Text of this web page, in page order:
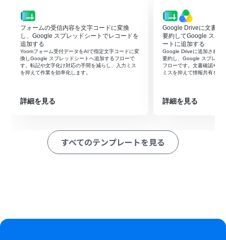
はじめに、Google スプレッドシートとdirectをYoomと
連携します。
次に、トリガーでGoogle スプレッドシートを選択し「行
が更新されたら」というトリガーアクションを設定しま
す。
最後に、オペレーションでdirectの「トークから退出」ア
クションを設定します。
ペレーション」：トリガー起動後、フロー内で処理を行うアク
ション
Google スプレッドシートのトリガー設定では、自動化の
対象とするシートやセルの範囲、更新を検知したい列な
どを自由に設定できます。
Google スプレッドシート、directのそれぞれとYoomを
フォームの受信内容を文字コードに変換
し、Google スプレッドシートでレコードを
追加する
Yoomフォーム受付データをAIで指定文字コードに変
換しGoogle スプレッドシートへ追加するフローで
す。転記や文字化け対応の手間を減らし、入力ミス
を抑えて作業を効率化します。
詳細を見る
Google Driveに文書が
要約してGoogle スプ
ートに追加する
Google Driveに追加された
要約し、Google スプレッ
フローです。文書確認や転
ミスを抑えて情報共有を早
詳細を見る
すべてのテンプレートを見る